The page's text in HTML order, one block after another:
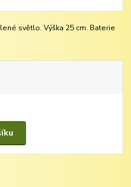
světlo. Výška 25 cm. Baterie